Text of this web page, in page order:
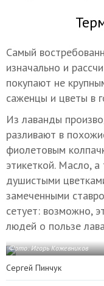
Самый
изначально и
покупают не
саженцы и цветы в
Из лаванды
разливают в
фиолетовым
этикеткой. Масло,
душистыми
замеченными
сетует: возможно,
людей о пользе
Фото: Игорь Кожевников
Сергей Пинчук